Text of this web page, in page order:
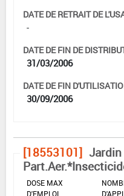
DATE DE RETRAIT DE
-
DATE DE FIN DE
31/03/2006
DATE DE FIN
30/09/2006
[18553101]
DOSE MAX
D'EMPLOI